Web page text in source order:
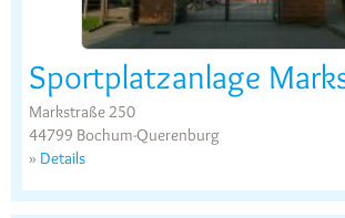
Sportplatzanlage
Markstraße 250
44799 Bochum-Querenburg
» Details